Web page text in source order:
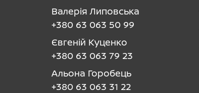
Валерія Липовська
+380 63 063 50 99
Євгеній Куценко
+380 63 063 79 23
Альона Горобець
+380 63 063 31 22